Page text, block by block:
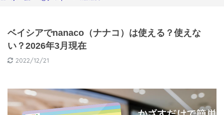
ベイシアでnanaco（ナナコ）は使える？使えな
い？2026年3月現在
2022/12/21